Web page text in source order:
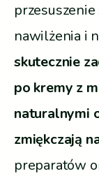
nawilżenia i
skutecznie
po kremy z
naturalnymi
zmiękczają
preparatów